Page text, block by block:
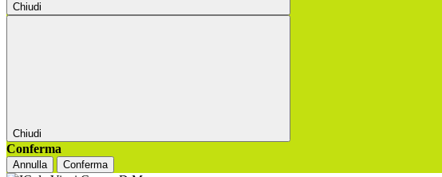
Chiudi
Chiudi
Conferma
Annulla Conferma